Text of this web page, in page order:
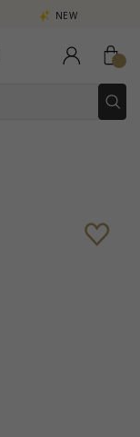
NEW COLLECTION | AURA